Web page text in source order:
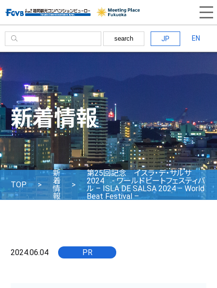
search JP EN
新着情報
TOP
新
着
情
報
第25回記念 イスラ・デ・サルサ
2024 - ワールドビートフェスティバ
ル – ISLA DE SALSA 2024 – World
Beat Festival –
2024.06.04 PR